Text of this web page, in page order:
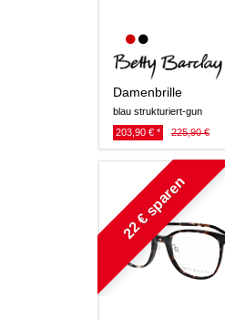
Damenbrille
blau strukturiert-gun
203,90 € *
225,90 €
22 € sparen